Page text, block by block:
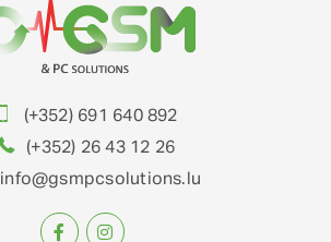
(+352) 691 640 892
(+352) 26 43 12 26
info@gsmpcsolutions.lu